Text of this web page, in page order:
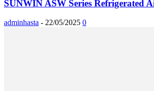
SUNWIN ASW Series Refrigerated
adminhasta - 22/05/2025 0